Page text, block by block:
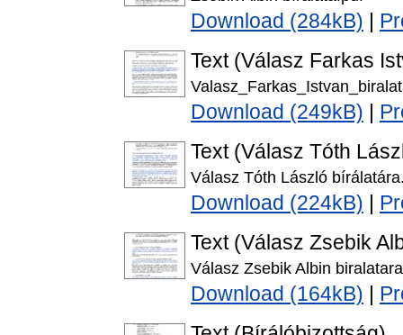
Download (284kB)
Text (Válasz Farkas
Download (249kB)
Text (Válasz Tóth
Válasz Tóth László
Download (224kB)
Text (Válasz Zsebik
Válasz Zsebik Albin
Download (164kB)